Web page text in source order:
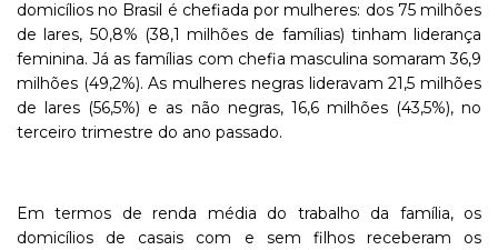
domicílios no Brasil é chefiada por mulheres: dos 75 milhões
de lares, 50,8% (38,1 milhões de famílias) tinham liderança
feminina. Já as famílias com chefia masculina somaram 36,9
milhões (49,2%). As mulheres negras lideravam 21,5 milhões
de lares (56,5%) e as não negras, 16,6 milhões (43,5%), no
terceiro trimestre do ano passado.
Em termos de renda média do trabalho da família, os
domicílios de casais com e sem filhos receberam os